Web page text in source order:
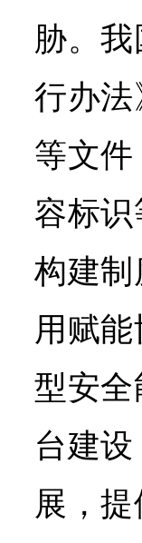
胁。
行办
等文
容标
构建
用赋
型安
台建
展，